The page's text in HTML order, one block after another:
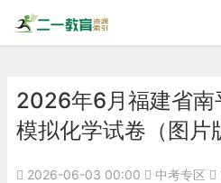
2026年6月福建省南
模拟化学试卷（图片
2026-06-03 00:00 中考专区